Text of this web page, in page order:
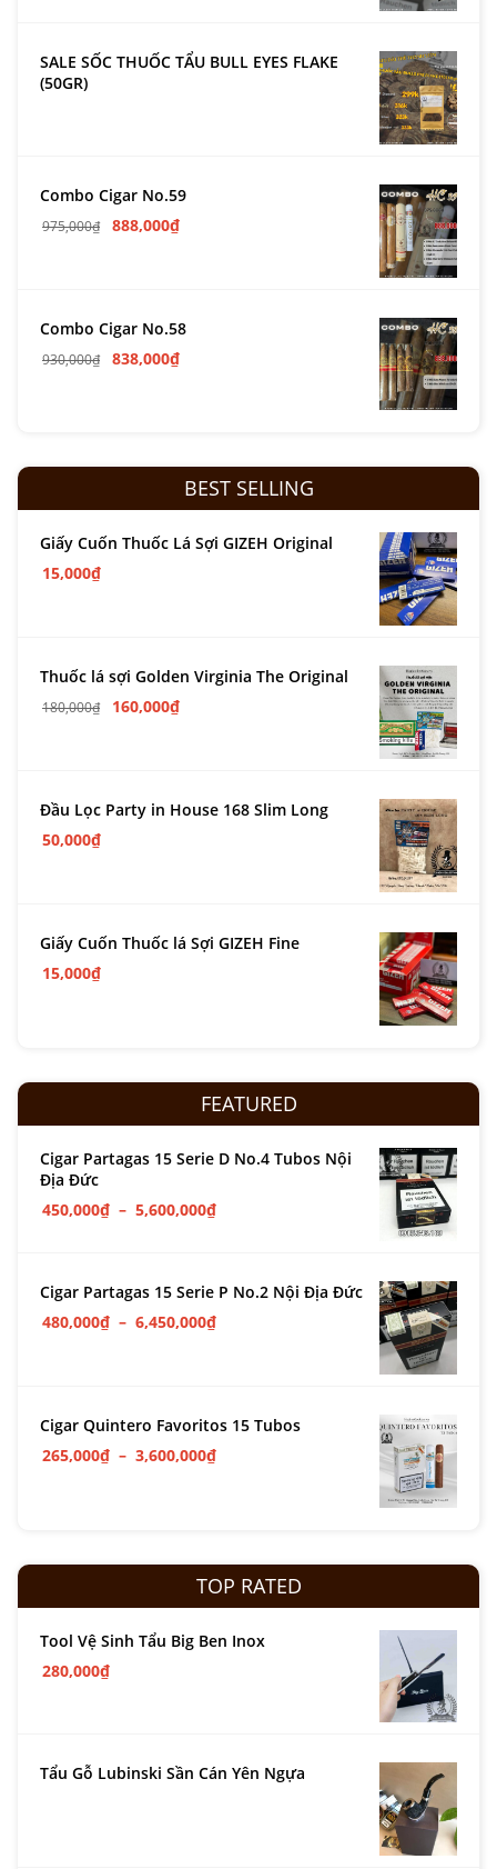
SALE SỐC THUỐC TẨU BULL EYES FLAKE
(50GR)
Combo Cigar No.59
975,000₫ 888,000₫
Combo Cigar No.58
930,000₫ 838,000₫
BEST SELLING
Giấy Cuốn Thuốc Lá Sợi GIZEH Original
15,000₫
Thuốc lá sợi Golden Virginia The Original
180,000₫ 160,000₫
Đầu Lọc Party in House 168 Slim Long
50,000₫
Giấy Cuốn Thuốc lá Sợi GIZEH Fine
15,000₫
FEATURED
Cigar Partagas 15 Serie D No.4 Tubos Nội
Địa Đức
450,000₫ – 5,600,000₫
Cigar Partagas 15 Serie P No.2 Nội Địa Đức
480,000₫ – 6,450,000₫
Cigar Quintero Favoritos 15 Tubos
265,000₫ – 3,600,000₫
TOP RATED
Tool Vệ Sinh Tẩu Big Ben Inox
280,000₫
Tẩu Gỗ Lubinski Sần Cán Yên Ngựa